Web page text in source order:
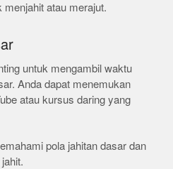
atau merajut.
untuk mengambil waktu
Anda dapat menemukan
atau kursus daring yang
pola jahitan dasar dan